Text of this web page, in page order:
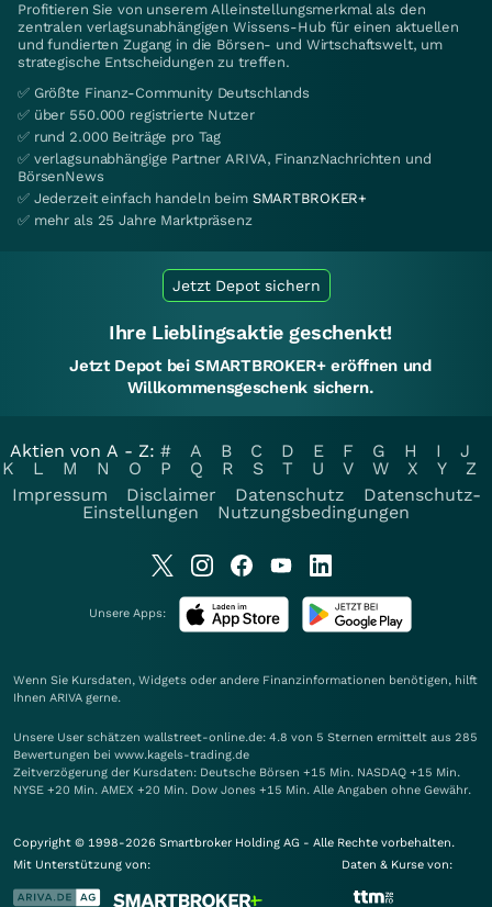
Profitieren Sie von unserem Alleinstellungsmerkmal als den
zentralen verlagsunabhängigen Wissens-Hub für einen aktuellen
und fundierten Zugang in die Börsen- und Wirtschaftswelt, um
strategische Entscheidungen zu treffen.
✅ Größte Finanz-Community Deutschlands
✅ über 550.000 registrierte Nutzer
✅ rund 2.000 Beiträge pro Tag
✅ verlagsunabhängige Partner ARIVA, FinanzNachrichten und
BörsenNews
✅ Jederzeit einfach handeln beim SMARTBROKER+
✅ mehr als 25 Jahre Marktpräsenz
Jetzt Depot sichern
Ihre Lieblingsaktie geschenkt!
Jetzt Depot bei SMARTBROKER+ eröffnen und
Willkommensgeschenk sichern.
Aktien von A - Z: # A B C D E F G H I
J
K
L M N O P Q R S T U V W X Y
Z
Impressum
Disclaimer Datenschutz
Datenschutz-
Einstellungen
Nutzungsbedingungen
Unsere Apps:
Wenn Sie Kursdaten, Widgets oder andere Finanzinformationen benötigen, hilft
Ihnen ARIVA gerne.
Unsere User schätzen wallstreet-online.de: 4.8 von 5 Sternen ermittelt aus 285
Bewertungen bei www.kagels-trading.de
Zeitverzögerung der Kursdaten: Deutsche Börsen +15 Min. NASDAQ +15 Min.
NYSE +20 Min. AMEX +20 Min. Dow Jones +15 Min. Alle Angaben ohne Gewähr.
Copyright © 1998-2026 Smartbroker Holding AG - Alle Rechte vorbehalten.
Mit Unterstützung von:
Daten & Kurse von: